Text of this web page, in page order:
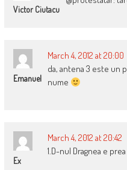
Victor Ciutacu
Emanuel
March 4, 2012 at 20:00
da, antena 3 este un
nume
Ex
March 4, 2012 at 20:42
1.D-nul Dragnea e